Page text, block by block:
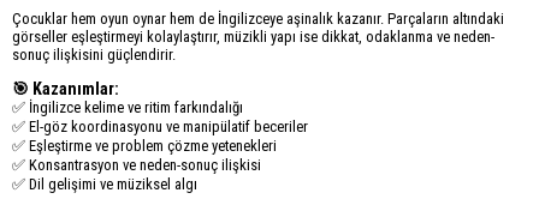
Çocuklar hem oyun oynar hem de İngilizceye aşinalık kazanır. Parçaların altındaki
görseller eşleştirmeyi kolaylaştırır, müzikli yapı ise dikkat, odaklanma ve neden-
sonuç ilişkisini güçlendirir.
🎯 Kazanımlar:
✅ İngilizce kelime ve ritim farkındalığı
✅ El-göz koordinasyonu ve manipülatif beceriler
✅ Eşleştirme ve problem çözme yetenekleri
✅ Konsantrasyon ve neden-sonuç ilişkisi
✅ Dil gelişimi ve müziksel algı